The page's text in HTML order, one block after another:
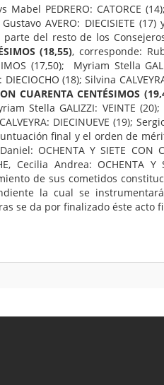
Mabel PEDRERO: CATORCE
AVERO: DIECISIETE
parte del resto de los
(18,55), corresponde:
(17,50); Myriam Stella
(18); Silvina
CUARENTA CENTÉSIMOS
Stella GALIZZI: VEINTE
DIECINUEVE (19);
final y el orden de
OCHENTA Y SIETE CON
Cecilia Andrea: OCHENTA Y
de sus cometidos
la cual se
se da por finalizado éste acto